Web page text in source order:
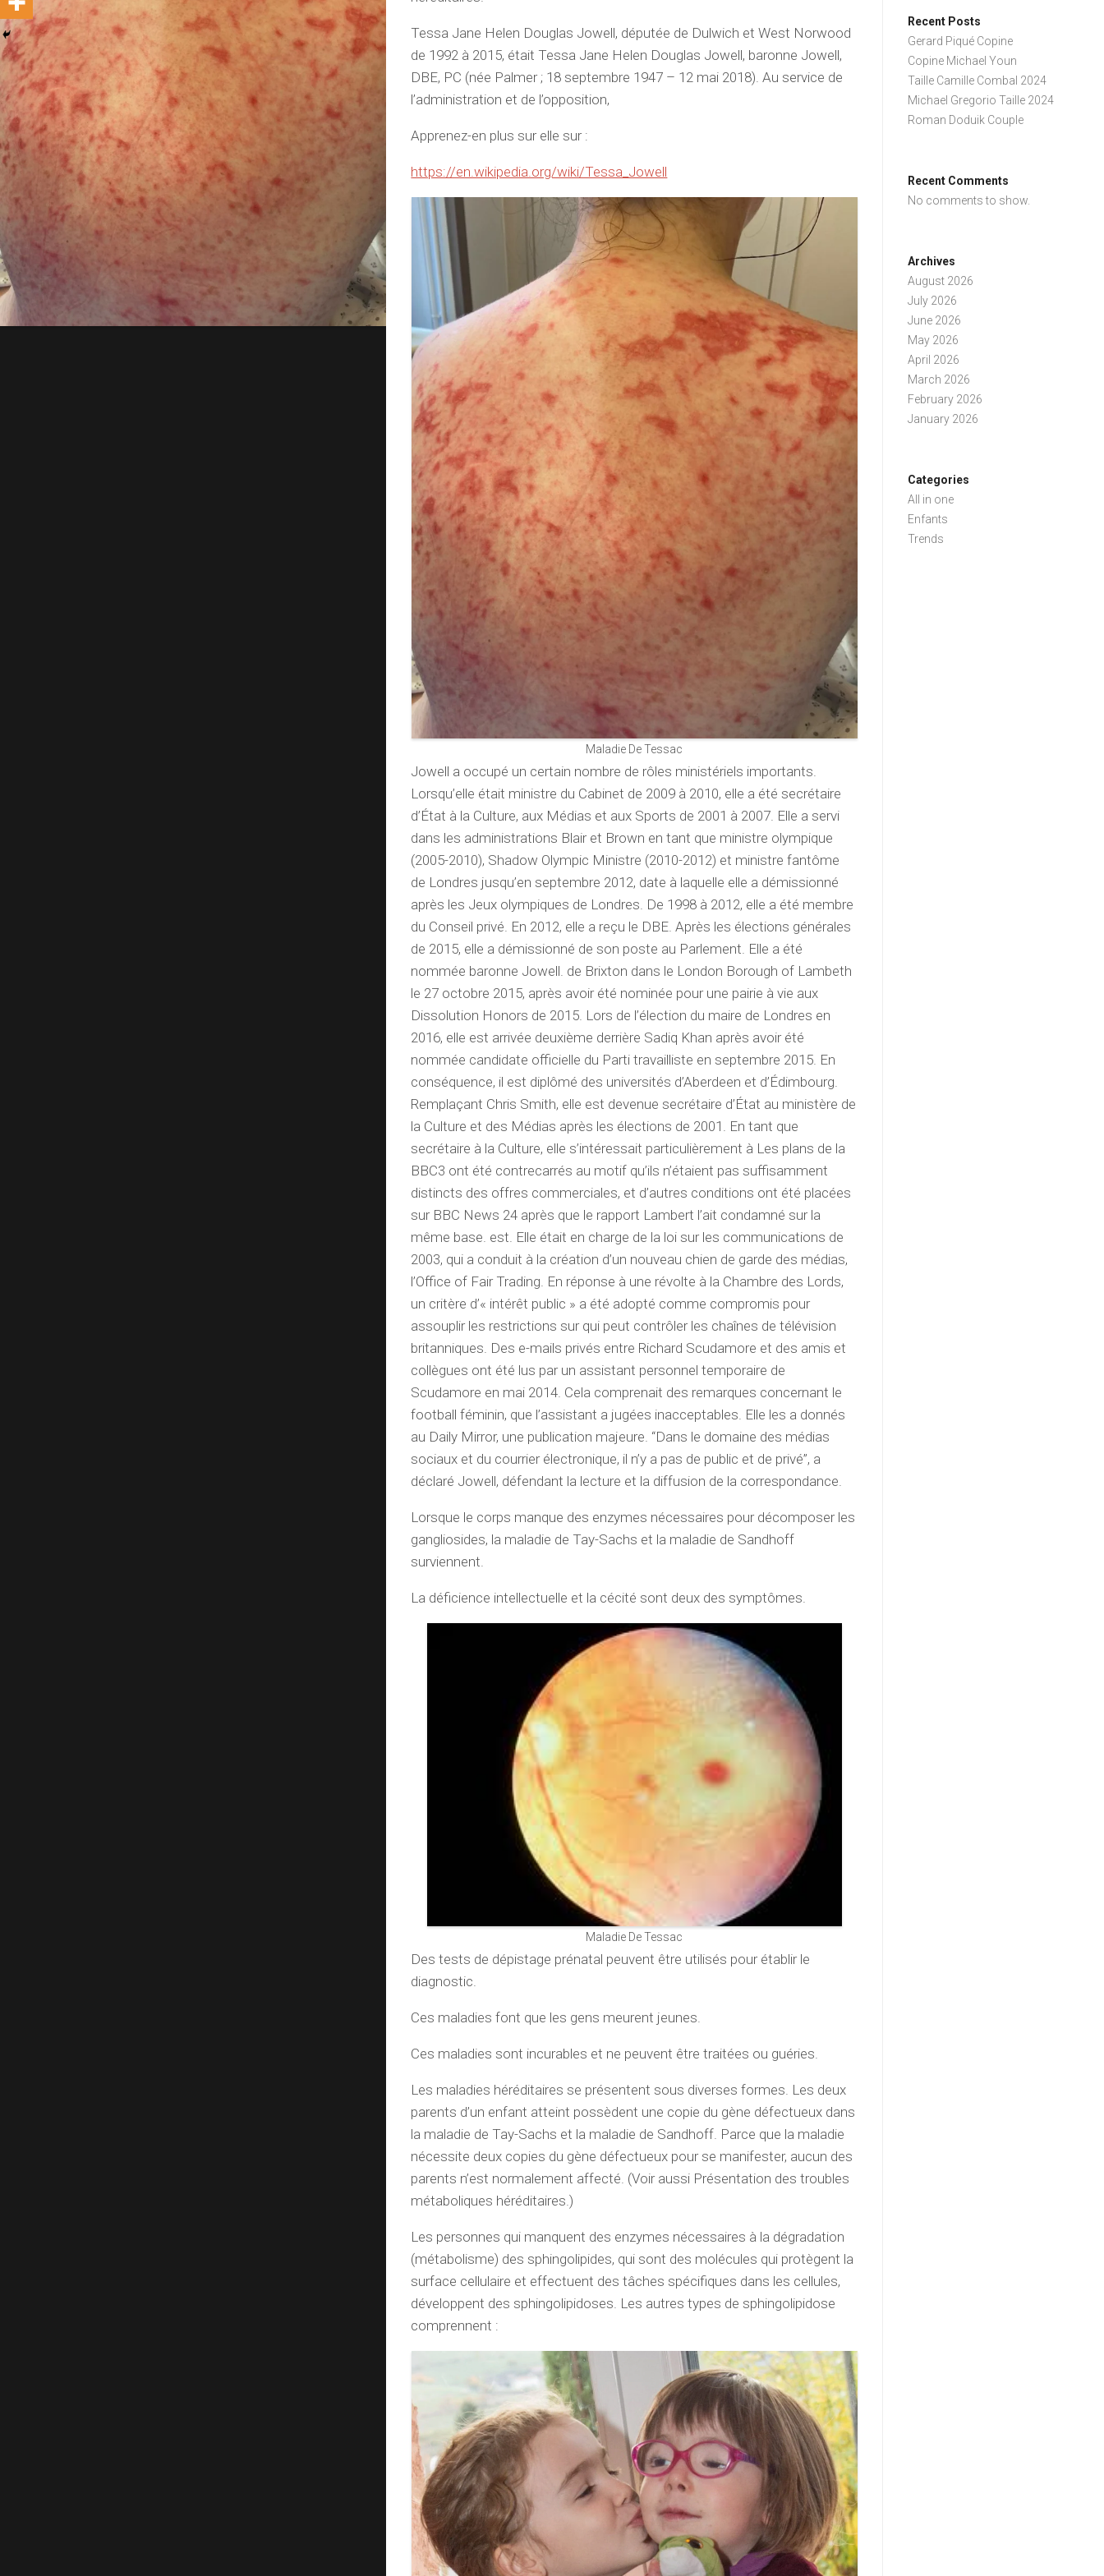
Tessa Jane Helen Douglas Jowell, députée de Dulwich et West Norwood
de 1992 à 2015, était Tessa Jane Helen Douglas Jowell, baronne Jowell,
DBE, PC (née Palmer ; 18 septembre 1947 – 12 mai 2018). Au service de
l’administration et de l’opposition,
Apprenez-en plus sur elle sur :
https://en.wikipedia.org/wiki/Tessa_Jowell
Maladie De Tessac
Jowell a occupé un certain nombre de rôles ministériels importants.
Lorsqu’elle était ministre du Cabinet de 2009 à 2010, elle a été secrétaire
d’État à la Culture, aux Médias et aux Sports de 2001 à 2007. Elle a servi
dans les administrations Blair et Brown en tant que ministre olympique
(2005-2010), Shadow Olympic Ministre (2010-2012) et ministre fantôme
de Londres jusqu’en septembre 2012, date à laquelle elle a démissionné
après les Jeux olympiques de Londres. De 1998 à 2012, elle a été membre
du Conseil privé. En 2012, elle a reçu le DBE. Après les élections générales
de 2015, elle a démissionné de son poste au Parlement. Elle a été
nommée baronne Jowell. de Brixton dans le London Borough of Lambeth
le 27 octobre 2015, après avoir été nominée pour une pairie à vie aux
Dissolution Honors de 2015. Lors de l’élection du maire de Londres en
2016, elle est arrivée deuxième derrière Sadiq Khan après avoir été
nommée candidate officielle du Parti travailliste en septembre 2015. En
conséquence, il est diplômé des universités d’Aberdeen et d’Édimbourg.
Remplaçant Chris Smith, elle est devenue secrétaire d’État au ministère de
la Culture et des Médias après les élections de 2001. En tant que
secrétaire à la Culture, elle s’intéressait particulièrement à Les plans de la
BBC3 ont été contrecarrés au motif qu’ils n’étaient pas suffisamment
distincts des offres commerciales, et d’autres conditions ont été placées
sur BBC News 24 après que le rapport Lambert l’ait condamné sur la
même base. est. Elle était en charge de la loi sur les communications de
2003, qui a conduit à la création d’un nouveau chien de garde des médias,
l’Office of Fair Trading. En réponse à une révolte à la Chambre des Lords,
un critère d’« intérêt public » a été adopté comme compromis pour
assouplir les restrictions sur qui peut contrôler les chaînes de télévision
britanniques. Des e-mails privés entre Richard Scudamore et des amis et
collègues ont été lus par un assistant personnel temporaire de
Scudamore en mai 2014. Cela comprenait des remarques concernant le
football féminin, que l’assistant a jugées inacceptables. Elle les a donnés
au Daily Mirror, une publication majeure. “Dans le domaine des médias
sociaux et du courrier électronique, il n’y a pas de public et de privé”, a
déclaré Jowell, défendant la lecture et la diffusion de la correspondance.
Lorsque le corps manque des enzymes nécessaires pour décomposer les
gangliosides, la maladie de Tay-Sachs et la maladie de Sandhoff
surviennent.
La déficience intellectuelle et la cécité sont deux des symptômes.
Maladie De Tessac
Des tests de dépistage prénatal peuvent être utilisés pour établir le
diagnostic.
Ces maladies font que les gens meurent jeunes.
Ces maladies sont incurables et ne peuvent être traitées ou guéries.
Les maladies héréditaires se présentent sous diverses formes. Les deux
parents d’un enfant atteint possèdent une copie du gène défectueux dans
la maladie de Tay-Sachs et la maladie de Sandhoff. Parce que la maladie
nécessite deux copies du gène défectueux pour se manifester, aucun des
parents n’est normalement affecté. (Voir aussi Présentation des troubles
métaboliques héréditaires.)
Les personnes qui manquent des enzymes nécessaires à la dégradation
(métabolisme) des sphingolipides, qui sont des molécules qui protègent la
surface cellulaire et effectuent des tâches spécifiques dans les cellules,
développent des sphingolipidoses. Les autres types de sphingolipidose
comprennent :
Recent Posts
Gerard Piqué Copine
Copine Michael Youn
Taille Camille Combal 2024
Michael Gregorio Taille 2024
Roman Doduik Couple
Recent Comments
No comments to show.
Archives
August 2026
July 2026
June 2026
May 2026
April 2026
March 2026
February 2026
January 2026
Categories
All in one
Enfants
Trends